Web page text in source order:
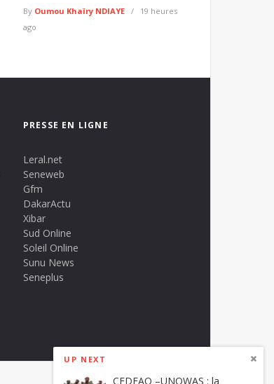
UP NEXT
CEDEAO –UNOWAS : la
By Oumou Khaïry NDIAYE
19 heures
ago
PRESSE EN LIGNE
Leral.net
Seneweb
Gfm
DakarActu
Xibar
Sud Online
Soleil Online
Sunu News
Seneplus